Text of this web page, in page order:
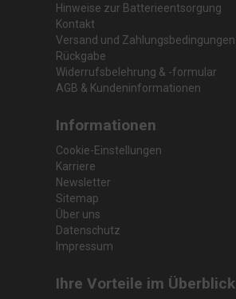
Hinweise zur Batterieentsorgung
Kontakt
Versand und Zahlungsbedingungen
Rückgabe
Widerrufsbelehrung & -formular
AGB & Kundeninformationen
Informationen
Cookie-Einstellungen
Karriere
Newsletter
Sitemap
Über uns
Datenschutz
Impressum
Ihre Vorteile im Überblick